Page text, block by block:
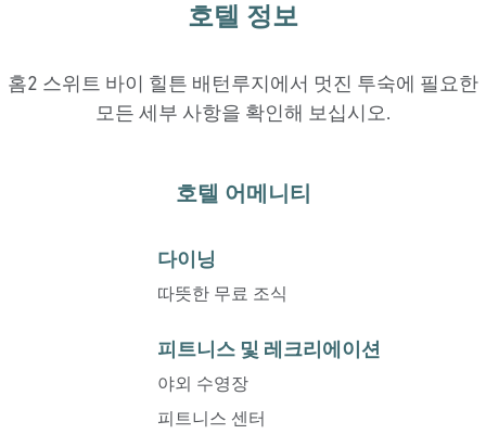
호텔 정보
홈2 스위트 바이 힐튼 배턴루지에서 멋진 투숙에 필요한
모든 세부 사항을 확인해 보십시오.
호텔 어메니티
다이닝
따뜻한 무료 조식
피트니스 및 레크리에이션
야외 수영장
피트니스 센터